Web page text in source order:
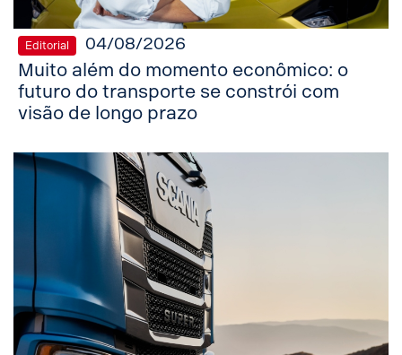
Editorial 04/08/2026
Muito além do momento econômico: o
futuro do transporte se constrói com
visão de longo prazo